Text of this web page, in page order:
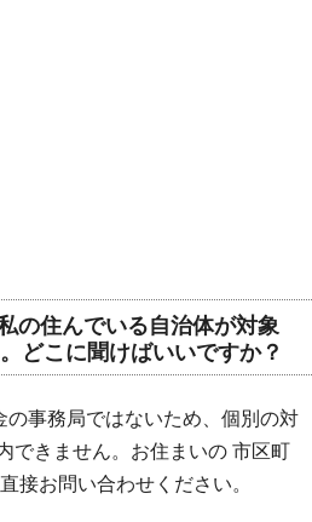
の住んでいる自治体が対象
どこに聞けばいいですか？
事務局ではないため、個別の対
できません。お住まいの 市区町
接お問い合わせください。